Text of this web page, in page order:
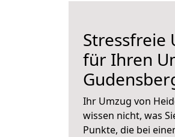
Stressfreie
für Ihren
Ihr Umzug von
wissen nicht, was
Punkte, die bei